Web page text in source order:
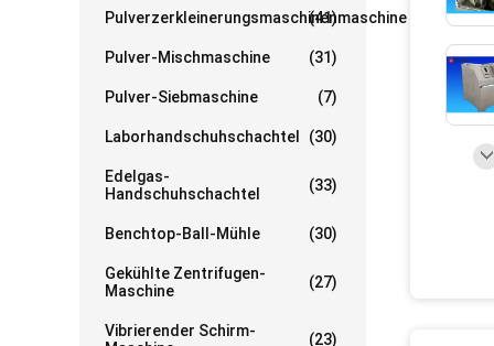
Pulverzerkleinerungsmaschinenmaschine
(41)
Pulver-Mischmaschine (31)
Pulver-Siebmaschine (7)
Laborhandschuhschachtel (30)
Edelgas-
Handschuhschachtel
(33)
Benchtop-Ball-Mühle (30)
Gekühlte Zentrifugen-
Maschine
(27)
Vibrierender Schirm-
(23)